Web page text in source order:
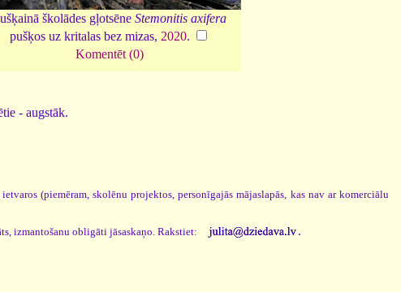
školādes gļotsēne Stemonitis axifera
pušķos uz kritalas bez mizas, 2020.
Komentēt (0)
- augstāk.
(piemēram, skolēnu projektos, personīgajās mājaslapās, kas nav ar komerciālu
izmantošanu obligāti jāsaskaņo. Rakstiet: .